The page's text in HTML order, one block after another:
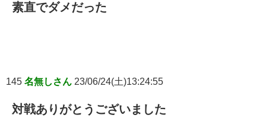
素直でダメだった
145 名無しさん 23/06/24(土)13:24:55
対戦ありがとうございました